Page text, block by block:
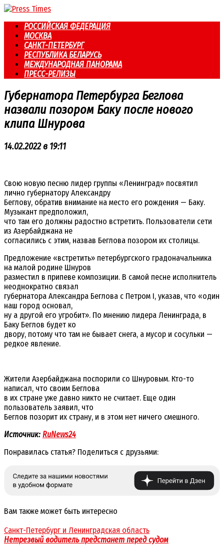
Перейти
контентуРОССИЙСКАЯ ФЕДЕРАЦИЯ
МОСКВА
САНКТ-ПЕТЕРБУРГ
РЕСПУБЛИКА БЕЛАРУСЬ
МЕЖДУНАРОДНАЯ ПАНОРАМА
ПРЕСС-РЕЛИЗЫ
Губернатора Петербурга Беглова
назвали позором Баку после нового
клипа Шнурова
14.02.2022 в 19:11
Свою новую песню лидер группы «Ленинград» посвятил
лично губернатору Александру
Беглову, обратив внимание на место его рождения — Баку.
Музыкант предположил,
что там его должны радостно встретить. Пользователи сети
из Азербайджана не
согласились с этим, назвав Беглова позором их столицы.
Предложение «встретить» петербургского градоначальника
на малой родине Шнуров
разместил в припеве композиции. В самой песне исполнитель
неоднократно связал
губернатора Александра Беглова с Петром I, указав, что «один
наш город основал,
ну а другой его угробит». По мнению лидера Ленинграда, в
Баку Беглов будет ко
двору, потому что там не бывает снега, а мусор и сосульки —
редкое явление.
Жители Азербайджана поспорили со Шнуровым. Кто-то
написал, что своим Беглова
в их стране уже давно никто не считает. Еще один
пользователь заявил, что
Беглов позорит их страну, и в этом нет ничего смешного.
Источник: RuNews24
Понравилась статья? Поделиться с друзьями:
Вам также может быть интересно
Санкт-Петербург и Ленинградская область
Нетрезвый водитель предстанет перед судом